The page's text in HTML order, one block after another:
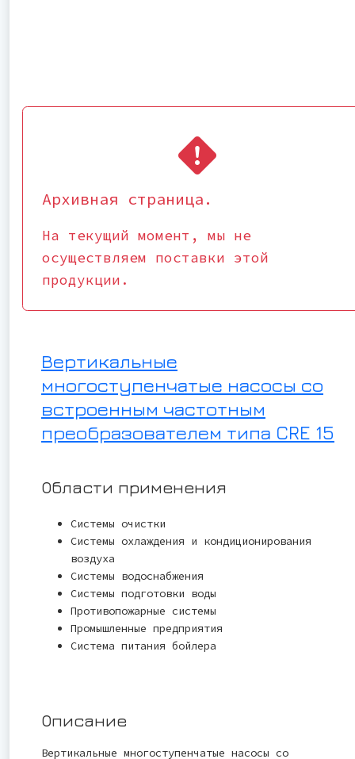
Архивная страница.
На текущий момент, мы не
осуществляем поставки этой
продукции.
Вертикальные
многоступенчатые насосы со
встроенным частотным
преобразователем типа CRE 15
Области применения
Системы очистки
Системы охлаждения и кондиционирования
воздуха
Системы водоснабжения
Системы подготовки воды
Противопожарные системы
Промышленные предприятия
Система питания бойлера
Описание
Вертикальные многоступенчатые насосы со